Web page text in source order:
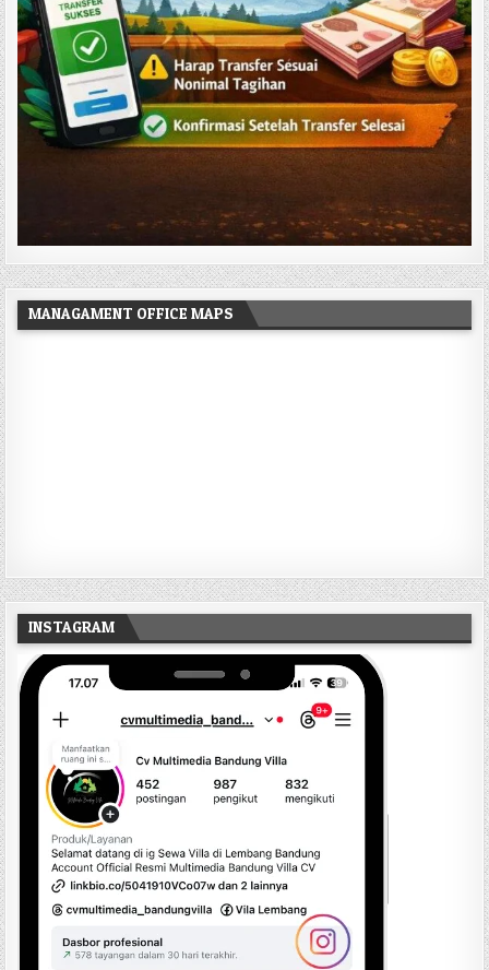
MANAGAMENT OFFICE MAPS
INSTAGRAM